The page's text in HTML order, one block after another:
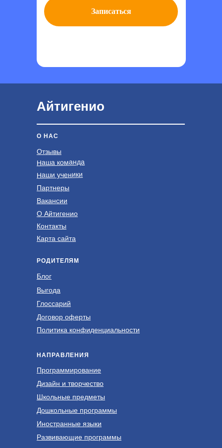
Записаться
РОДИТЕЛЯМ
Блог
НАПРАВЛЕНИЯ
Программирование
Выгода
Глоссарий
Школьные предметы
Дизайн и творчество
Айтигенио
Политика конфиденциальности
Договор оферты
Дошкольные программы
Иностранные языки
Развивающие программы
О НАС
Отзывы
Наша команда
Наши ученики
Партнеры
Вакансии
О Айтигенио
Контакты
Карта сайта